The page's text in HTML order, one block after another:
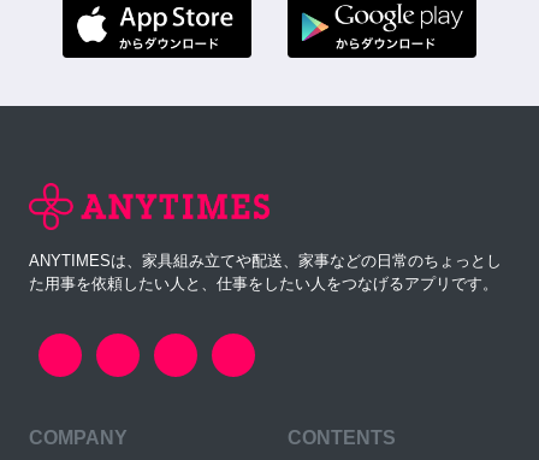
ANYTIMESは、家具組み立てや配送、家事などの日常のちょっとし
た用事を依頼したい人と、仕事をしたい人をつなげるアプリです。
COMPANY CONTENTS